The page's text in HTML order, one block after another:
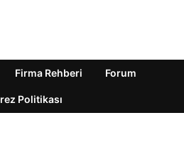
Firma Rehberi Forum
Politikası